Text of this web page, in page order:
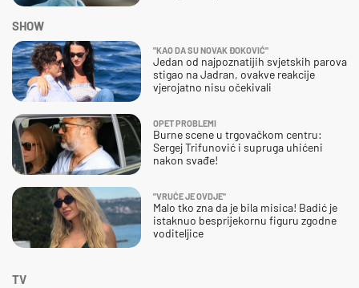
SHOW
"KAO DA SU NOVAK ĐOKOVIĆ"
Jedan od najpoznatijih svjetskih parova
stigao na Jadran, ovakve reakcije
vjerojatno nisu očekivali
OPET PROBLEMI
Burne scene u trgovačkom centru:
Sergej Trifunović i supruga uhićeni
nakon svađe!
"VRUĆE JE OVDJE"
Malo tko zna da je bila misica! Badić je
istaknuo besprijekornu figuru zgodne
voditeljice
TV